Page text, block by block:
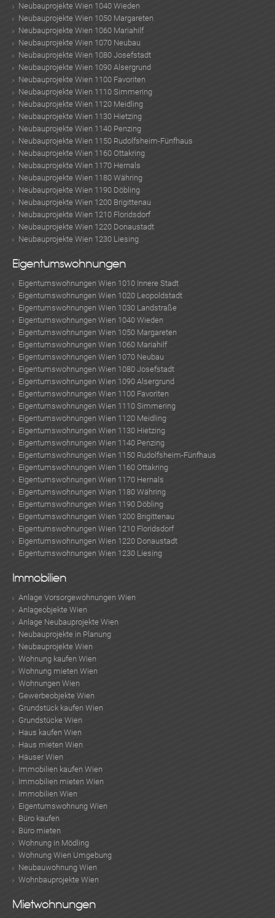
Neubauprojekte Wien 1040 Wieden
Neubauprojekte Wien 1050 Margareten
Neubauprojekte Wien 1060 Mariahilf
Neubauprojekte Wien 1070 Neubau
Neubauprojekte Wien 1080 Josefstadt
Neubauprojekte Wien 1090 Alsergrund
Neubauprojekte Wien 1100 Favoriten
Neubauprojekte Wien 1110 Simmering
Neubauprojekte Wien 1120 Meidling
Neubauprojekte Wien 1130 Hietzing
Neubauprojekte Wien 1140 Penzing
Neubauprojekte Wien 1150 Rudolfsheim-Fünfhaus
Neubauprojekte Wien 1160 Ottakring
Neubauprojekte Wien 1170 Hernals
Neubauprojekte Wien 1180 Währing
Neubauprojekte Wien 1190 Döbling
Neubauprojekte Wien 1200 Brigittenau
Neubauprojekte Wien 1210 Floridsdorf
Neubauprojekte Wien 1220 Donaustadt
Neubauprojekte Wien 1230 Liesing
Eigentumswohnungen
Eigentumswohnungen Wien 1010 Innere Stadt
Eigentumswohnungen Wien 1020 Leopoldstadt
Eigentumswohnungen Wien 1030 Landstraße
Eigentumswohnungen Wien 1040 Wieden
Eigentumswohnungen Wien 1050 Margareten
Eigentumswohnungen Wien 1060 Mariahilf
Eigentumswohnungen Wien 1070 Neubau
Eigentumswohnungen Wien 1080 Josefstadt
Eigentumswohnungen Wien 1090 Alsergrund
Eigentumswohnungen Wien 1100 Favoriten
Eigentumswohnungen Wien 1110 Simmering
Eigentumswohnungen Wien 1120 Meidling
Eigentumswohnungen Wien 1130 Hietzing
Eigentumswohnungen Wien 1140 Penzing
Eigentumswohnungen Wien 1150 Rudolfsheim-Fünfhaus
Eigentumswohnungen Wien 1160 Ottakring
Eigentumswohnungen Wien 1170 Hernals
Eigentumswohnungen Wien 1180 Währing
Eigentumswohnungen Wien 1190 Döbling
Eigentumswohnungen Wien 1200 Brigittenau
Eigentumswohnungen Wien 1210 Floridsdorf
Eigentumswohnungen Wien 1220 Donaustadt
Eigentumswohnungen Wien 1230 Liesing
Immobilien
Anlage Vorsorgewohnungen Wien
Anlageobjekte Wien
Anlage Neubauprojekte Wien
Neubauprojekte in Planung
Neubauprojekte Wien
Wohnung kaufen Wien
Wohnung mieten Wien
Wohnungen Wien
Gewerbeobjekte Wien
Grundstück kaufen Wien
Grundstücke Wien
Haus kaufen Wien
Haus mieten Wien
Häuser Wien
Immobilien kaufen Wien
Immobilien mieten Wien
Immobilien Wien
Eigentumswohnung Wien
Büro kaufen
Büro mieten
Wohnung in Mödling
Wohnung Wien Umgebung
Neubauwohnung Wien
Wohnbauprojekte Wien
Mietwohnungen